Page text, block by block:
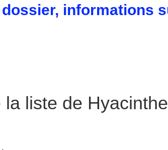
informations
liste de Hyacinthe